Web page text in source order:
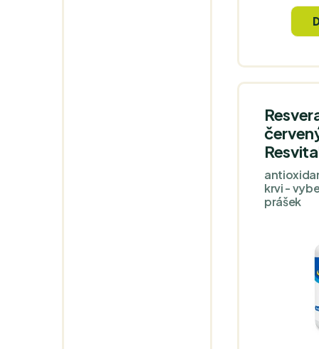
imunitní
tohoto
Nejedná
krvi -
prášek